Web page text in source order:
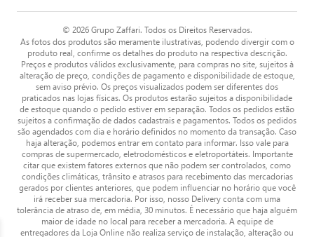
© 2026 Grupo Zaffari. Todos os Direitos Reservados.
As fotos dos produtos são meramente ilustrativas, podendo divergir com o
produto real, confirme os detalhes do produto na respectiva descrição.
Preços e produtos válidos exclusivamente, para compras no site, sujeitos à
alteração de preço, condições de pagamento e disponibilidade de estoque,
sem aviso prévio. Os preços visualizados podem ser diferentes dos
praticados nas lojas físicas. Os produtos estarão sujeitos a disponibilidade
de estoque quando o pedido estiver em separação. Todos os pedidos estão
sujeitos a confirmação de dados cadastrais e pagamentos. Todos os pedidos
são agendados com dia e horário definidos no momento da transação. Caso
haja alteração, podemos entrar em contato para informar. Isso vale para
compras de supermercado, eletrodomésticos e eletroportáteis. Importante
citar que existem fatores externos que não podem ser controlados, como
condições climáticas, trânsito e atrasos para recebimento das mercadorias
gerados por clientes anteriores, que podem influenciar no horário que você
irá receber sua mercadoria. Por isso, nosso Delivery conta com uma
tolerância de atraso de, em média, 30 minutos. É necessário que haja alguém
maior de idade no local para receber a mercadoria. A equipe de
entregadores da Loja Online não realiza serviço de instalação, alteração ou